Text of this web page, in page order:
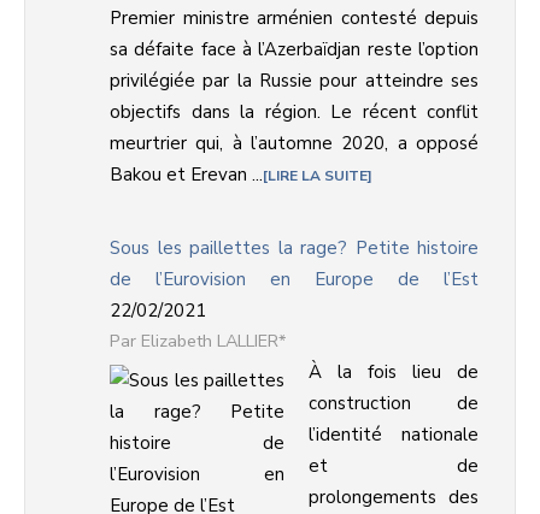
Premier ministre arménien contesté depuis
sa défaite face à l’Azerbaïdjan reste l’option
privilégiée par la Russie pour atteindre ses
objectifs dans la région. Le récent conflit
meurtrier qui, à l’automne 2020, a opposé
Bakou et Erevan ... LIRE LA SUITE
Sous les paillettes la rage? Petite histoire
de l’Eurovision en Europe de l’Est
22/02/2021
Elizabeth LALLIER*
À la fois lieu de
construction de
l’identité nationale
et de
prolongements des